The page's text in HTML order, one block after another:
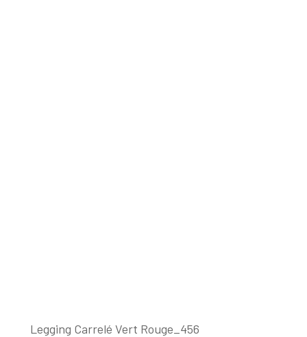
Legging Carrelé Vert Rouge_456